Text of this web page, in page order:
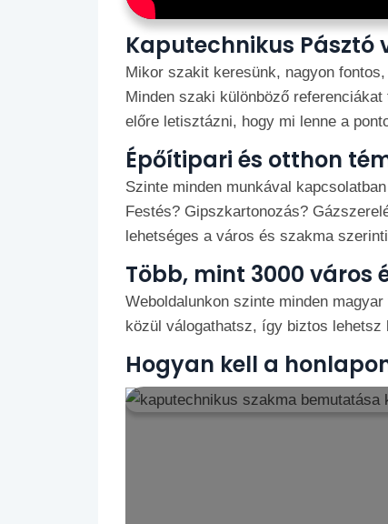
Kaputechnikus Pásztó
Mikor szakit keresünk, nagyon
Minden szaki különböző
előre letisztázni, hogy mi lenne a
Épőítipari és otthon
Szinte minden munkával
Festés? Gipszkartonozás?
lehetséges a város és szakma
Több, mint 3000 város
Weboldalunkon szinte minden
közül válogathatsz, így biztos
Hogyan kell a